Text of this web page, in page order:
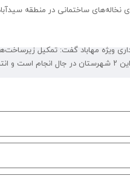
ساختمانی در منطقه
ویژه مهاباد گفت: تمکیل
شود